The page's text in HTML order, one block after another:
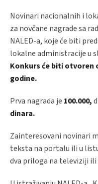
Novinari nacionalnih i
za novčane nagrade sa
NALED-a, koje će biti
lokalne administracije u
Konkurs će biti otvoren
godine.
Prva nagrada je 100.000,
dinara.
Zainteresovani novinari
teksta na portalu ili u
dva priloga na televiziji ili